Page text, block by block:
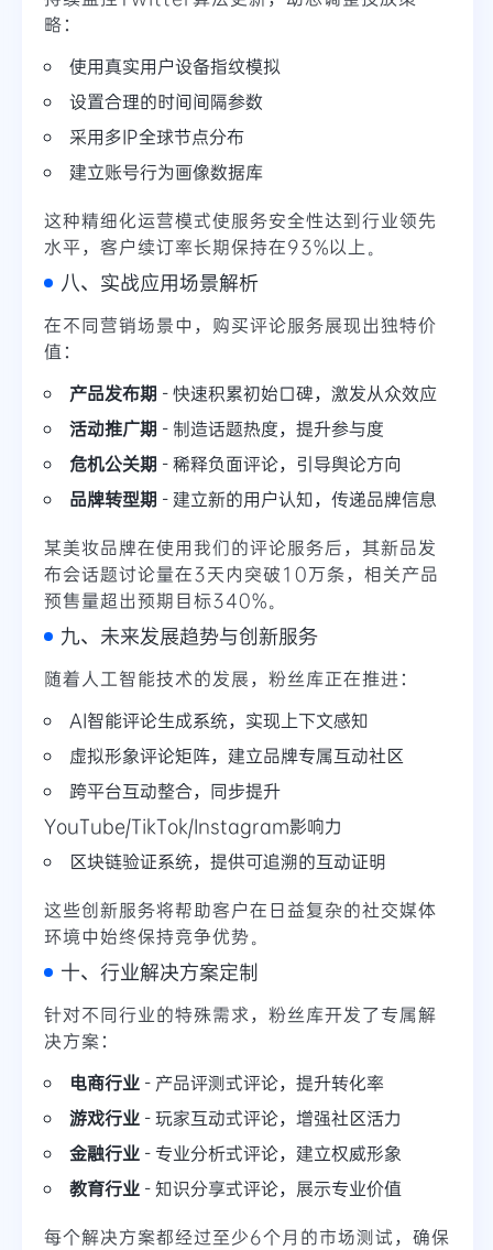
略：
使用真实用户设备指纹模拟
设置合理的时间间隔参数
采用多IP全球节点分布
建立账号行为画像数据库
这种精细化运营模式使服务安全性达到行业领先
水平，客户续订率长期保持在93%以上。
八、实战应用场景解析
在不同营销场景中，购买评论服务展现出独特价
值：
产品发布期 - 快速积累初始口碑，激发从众效应
活动推广期 - 制造话题热度，提升参与度
危机公关期 - 稀释负面评论，引导舆论方向
品牌转型期 - 建立新的用户认知，传递品牌信息
某美妆品牌在使用我们的评论服务后，其新品发
布会话题讨论量在3天内突破10万条，相关产品
预售量超出预期目标340%。
九、未来发展趋势与创新服务
随着人工智能技术的发展，粉丝库正在推进：
AI智能评论生成系统，实现上下文感知
虚拟形象评论矩阵，建立品牌专属互动社区
跨平台互动整合，同步提升
YouTube/TikTok/Instagram影响力
区块链验证系统，提供可追溯的互动证明
这些创新服务将帮助客户在日益复杂的社交媒体
环境中始终保持竞争优势。
十、行业解决方案定制
针对不同行业的特殊需求，粉丝库开发了专属解
决方案：
电商行业 - 产品评测式评论，提升转化率
游戏行业 - 玩家互动式评论，增强社区活力
金融行业 - 专业分析式评论，建立权威形象
教育行业 - 知识分享式评论，展示专业价值
每个解决方案都经过至少6个月的市场测试，确保